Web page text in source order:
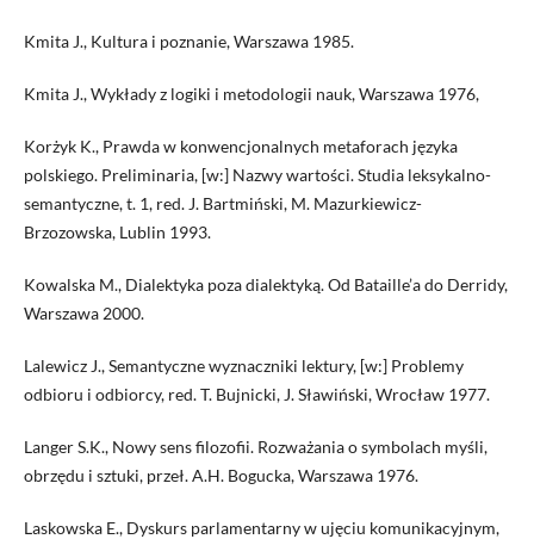
Kmita J., Kultura i poznanie, Warszawa 1985.
Kmita J., Wykłady z logiki i metodologii nauk, Warszawa 1976,
Korżyk K., Prawda w konwencjonalnych metaforach języka
polskiego. Preliminaria, [w:] Nazwy wartości. Studia leksykalno-
semantyczne, t. 1, red. J. Bartmiński, M. Mazurkiewicz-
Brzozowska, Lublin 1993.
Kowalska M., Dialektyka poza dialektyką. Od Bataille’a do Derridy,
Warszawa 2000.
Lalewicz J., Semantyczne wyznaczniki lektury, [w:] Problemy
odbioru i odbiorcy, red. T. Bujnicki, J. Sławiński, Wrocław 1977.
Langer S.K., Nowy sens filozofii. Rozważania o symbolach myśli,
obrzędu i sztuki, przeł. A.H. Bogucka, Warszawa 1976.
Laskowska E., Dyskurs parlamentarny w ujęciu komunikacyjnym,